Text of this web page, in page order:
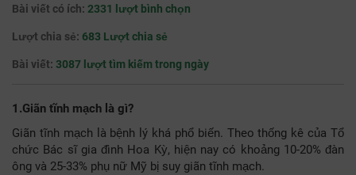
Bài viết có ích: 2331 lượt bình chọn
Lượt chia sẻ: 683 Lượt chia sẻ
Bài viết: 3087 lượt tìm kiếm trong ngày
1.Giãn tĩnh mạch là gì?
Giãn tĩnh mạch là bệnh lý khá phổ biến. Theo thống kê của Tổ
chức Bác sĩ gia đình Hoa Kỳ, hiện nay có khoảng 10-20% đàn
ông và 25-33% phụ nữ Mỹ bị suy giãn tĩnh mạch.